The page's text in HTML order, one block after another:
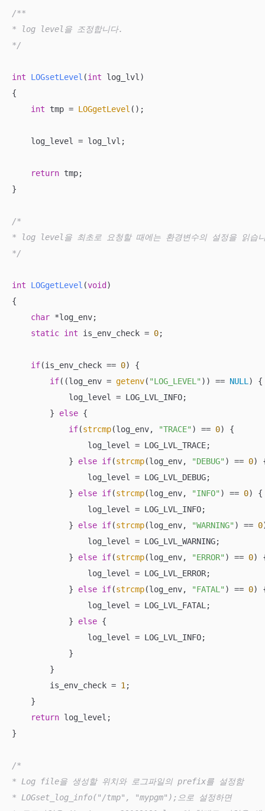
/**
* log level을 조정합니다.
*/
int LOGsetLevel (int log_lvl)
{
int tmp = LOGgetLevel ();
    log_level = log_lvl;
return tmp;
}
/*
* log level을 최초로 요청할 때에는 환경변수의 설정을 읽습
*/
int LOGgetLevel (void )
{
char *log_env;
static int is_env_check = 0;
if(is_env_check == 0) {
if((log_env = getenv( "LOG_LEVEL" )) == NULL ) {
            log_level = LOG_LVL_INFO;
        }
else {
if(strcmp(log_env, "TRACE" ) == 0) {
                log_level = LOG_LVL_TRACE;
            }
else if(strcmp(log_env, "DEBUG" ) == 0)
                log_level = LOG_LVL_DEBUG;
            }
else if(strcmp(log_env, "INFO" ) == 0) {
                log_level = LOG_LVL_INFO;
            }
else if(strcmp(log_env, "WARNING" ) == 0
                log_level = LOG_LVL_WARNING;
            }
else if(strcmp(log_env, "ERROR" ) == 0)
                log_level = LOG_LVL_ERROR;
            }
else if(strcmp(log_env, "FATAL" ) == 0)
                log_level = LOG_LVL_FATAL;
            }
else {
                log_level = LOG_LVL_INFO;
            }
        }
        is_env_check =
1 ;
    }
return log_level;
}
/*
* Log file을 생성할 위치와 로그파일의 prefix를 설정함
* LOGset_log_info("/tmp", "mypgm");으로 설정하면